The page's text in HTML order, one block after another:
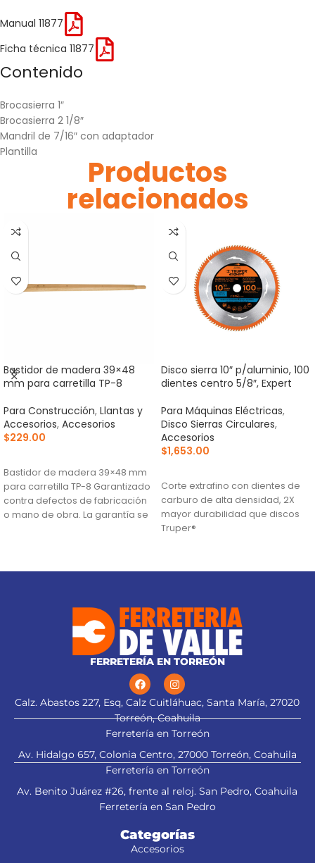
Manual 11877
Ficha técnica 11877
Contenido
Brocasierra 1″
Brocasierra 2 1/8″
Mandril de 7/16″ con adaptador
Plantilla
Productos
relacionados
Bastidor de madera 39×48
mm para carretilla TP-8
Para Construcción, Llantas y
Accesorios, Accesorios
$229.00
Bastidor de madera 39×48 mm
para carretilla TP-8 Garantizado
contra defectos de fabricación
o mano de obra. La garantía se
Disco sierra 10″ p/aluminio, 100
dientes centro 5/8″, Expert
Para Máquinas Eléctricas,
Disco Sierras Circulares,
Accesorios
$1,653.00
Corte extrafino con dientes de
carburo de alta densidad, 2X
mayor durabilidad que discos
Truper®
proporciona mejor acabado
trapezoidal para cortes limpios
FERRETERÍA EN TORREÓN
Calz. Abastos 227, Esq, Calz Cuitláhuac, Santa María, 27020
Torreón, Coahuila
Ferretería en Torreón
Av. Hidalgo 657, Colonia Centro, 27000 Torreón, Coahuila
Ferretería en Torreón
Av. Benito Juárez #26, frente al reloj. San Pedro, Coahuila
Ferretería en San Pedro
Categorías
Accesorios